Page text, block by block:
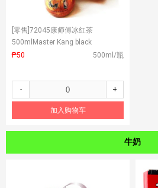
[零售] 72045康师傅冰红茶
500mlMaster Kang black
tea500ml
₱50 500ml/瓶
- +
加入购物车
牛奶